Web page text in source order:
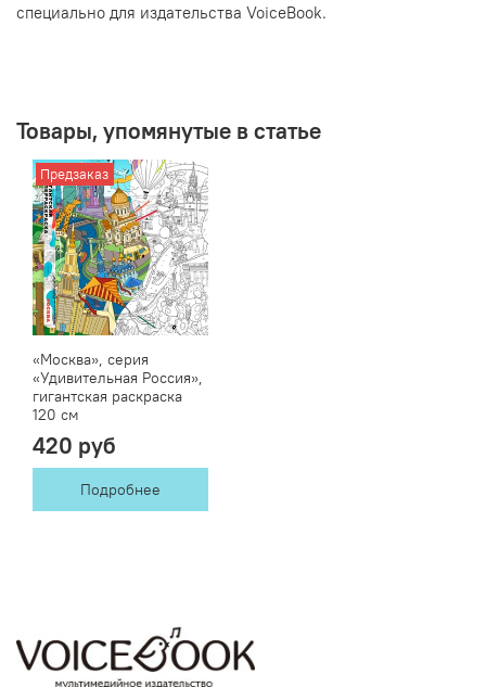
специально для издательства VoiceBook.
Товары, упомянутые в статье
Предзаказ
«Москва», серия
«Удивительная Россия»,
гигантская раскраска
120 см
420 руб
Подробнее